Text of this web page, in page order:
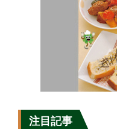
注目記事